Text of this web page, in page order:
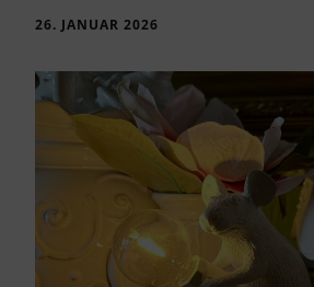
26. JANUAR 2026